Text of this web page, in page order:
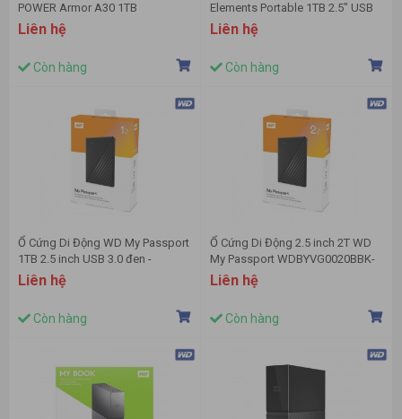
POWER Armor A30 1TB
SP010TBPHDA30S3K (USB Type
Liên hệ
Còn hàng
Elements Portable 1TB 2.5" USB
3.0 - WDBUZG0010BBK-WESN
Liên hệ
Còn hàng
Ổ Cứng Di Động WD My Passport
1TB 2.5 inch USB 3.0 đen -
WDBYVG0010BBK-WESN
Liên hệ
Còn hàng
Ổ Cứng Di Động 2.5 inch 2T WD
My Passport WDBYVG0020BBK-
WESN USB 3.2 màu đen
Liên hệ
Còn hàng